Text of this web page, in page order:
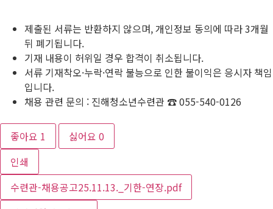
제출된 서류는 반환하지 않으며, 개인정보 동의에 따라 3개월
뒤 폐기됩니다.
기재 내용이 허위일 경우 합격이 취소됩니다.
서류 기재착오·누락·연락 불능으로 인한 불이익은 응시자 책임
입니다.
채용 관련 문의 : 진해청소년수련관 ☎ 055-540-0126
좋아요 1 싫어요 0
인쇄
수련관-채용공고25.11.13._기한-연장.pdf